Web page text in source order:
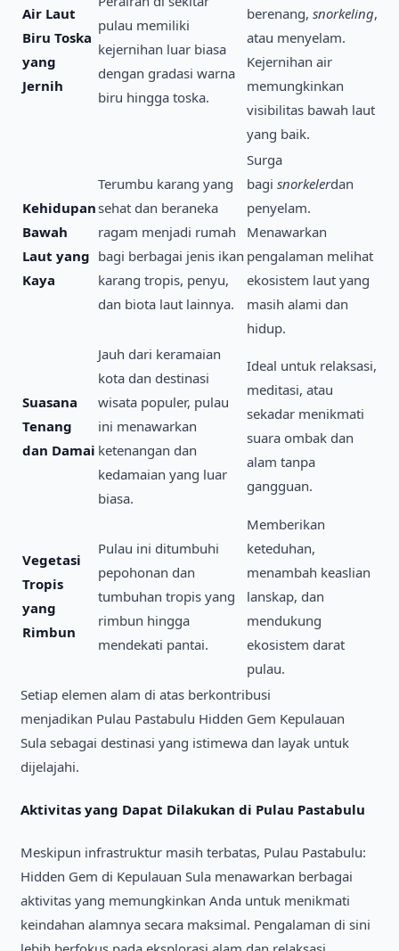
Air Laut
Biru Toska
yang
Jernih
pulau memiliki
kejernihan luar biasa
dengan gradasi warna
biru hingga toska.
berenang, snorkeling,
atau menyelam.
Kejernihan air
memungkinkan
visibilitas bawah laut
yang baik.
Kehidupan
Bawah
Laut yang
Kaya
Terumbu karang yang
sehat dan beraneka
ragam menjadi rumah
bagi berbagai jenis ikan
karang tropis, penyu,
dan biota laut lainnya.
Surga
bagi snorkelerdan
penyelam.
Menawarkan
pengalaman melihat
ekosistem laut yang
masih alami dan
hidup.
Suasana
Tenang
dan Damai
Jauh dari keramaian
kota dan destinasi
wisata populer, pulau
ini menawarkan
ketenangan dan
kedamaian yang luar
biasa.
Ideal untuk relaksasi,
meditasi, atau
sekadar menikmati
suara ombak dan
alam tanpa
gangguan.
Vegetasi
Tropis
yang
Rimbun
Pulau ini ditumbuhi
pepohonan dan
tumbuhan tropis yang
rimbun hingga
mendekati pantai.
Memberikan
keteduhan,
menambah keaslian
lanskap, dan
mendukung
ekosistem darat
pulau.
Setiap elemen alam di atas berkontribusi
menjadikan Pulau Pastabulu Hidden Gem Kepulauan
Sula sebagai destinasi yang istimewa dan layak untuk
dijelajahi.
Aktivitas yang Dapat Dilakukan di Pulau Pastabulu
Meskipun infrastruktur masih terbatas, Pulau Pastabulu:
Hidden Gem di Kepulauan Sula menawarkan berbagai
aktivitas yang memungkinkan Anda untuk menikmati
keindahan alamnya secara maksimal. Pengalaman di sini